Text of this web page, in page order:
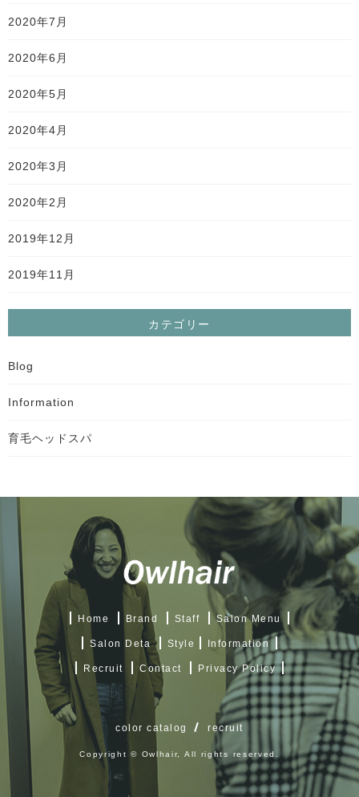
2020年7月
2020年6月
2020年5月
2020年4月
2020年3月
2020年2月
2019年12月
2019年11月
カテゴリー
Blog
Information
育毛ヘッドスパ
Home Brand Staff Salon Menu
Salon Deta Style Information
Recruit Contact Privacy Policy
color catalog recruit
Copyright © Owlhair, All rights reserved.